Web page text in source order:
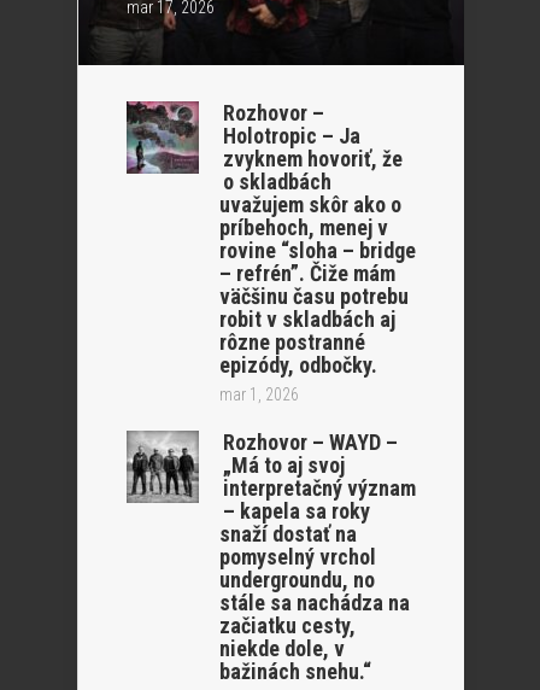
mar 17, 2026
Rozhovor –
Holotropic – Ja
zvyknem hovoriť, že
o skladbách
uvažujem skôr ako o
príbehoch, menej v
rovine “sloha – bridge
– refrén”. Čiže mám
väčšinu času potrebu
robit v skladbách aj
rôzne postranné
epizódy, odbočky.
mar 1, 2026
Rozhovor – WAYD –
„Má to aj svoj
interpretačný význam
– kapela sa roky
snaží dostať na
pomyselný vrchol
undergroundu, no
stále sa nachádza na
začiatku cesty,
niekde dole, v
bažinách snehu.“